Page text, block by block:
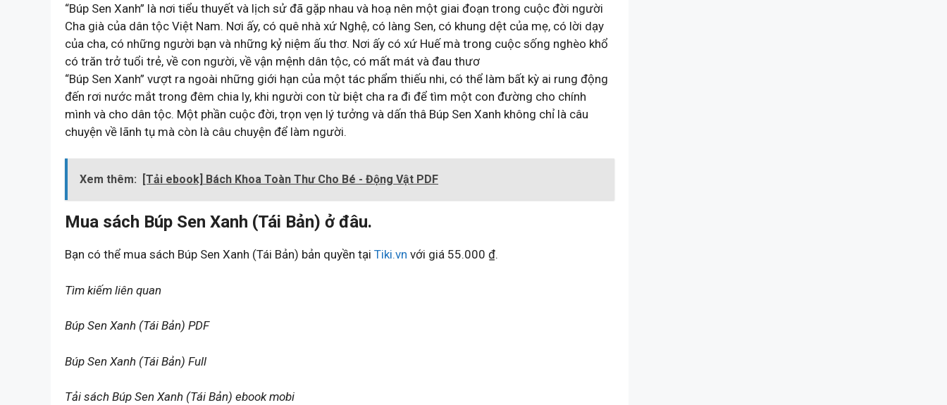
“Búp Sen Xanh” là nơi tiểu thuyết và lịch sử đã gặp nhau và hoạ nên một giai đoạn trong cuộc đời người
Cha già của dân tộc Việt Nam. Nơi ấy, có quê nhà xứ Nghệ, có làng Sen, có khung dệt của mẹ, có lời dạy
của cha, có những người bạn và những kỷ niệm ấu thơ. Nơi ấy có xứ Huế mà trong cuộc sống nghèo khổ
có trăn trở tuổi trẻ, về con người, về vận mệnh dân tộc, có mất mát và đau thươ
“Búp Sen Xanh” vượt ra ngoài những giới hạn của một tác phẩm thiếu nhi, có thể làm bất kỳ ai rung động
đến rơi nước mắt trong đêm chia ly, khi người con từ biệt cha ra đi để tìm một con đường cho chính
mình và cho dân tộc. Một phần cuộc đời, trọn vẹn lý tưởng và dấn thâ Búp Sen Xanh không chỉ là câu
chuyện về lãnh tụ mà còn là câu chuyện để làm người.
Xem thêm: [Tải ebook] Bách Khoa Toàn Thư Cho Bé - Động Vật PDF
Mua sách Búp Sen Xanh (Tái Bản) ở đâu.
Bạn có thể mua sách Búp Sen Xanh (Tái Bản) bản quyền tại Tiki.vn với giá 55.000 ₫.
Tìm kiếm liên quan
Búp Sen Xanh (Tái Bản) PDF
Búp Sen Xanh (Tái Bản) Full
Tải sách Búp Sen Xanh (Tái Bản) ebook mobi